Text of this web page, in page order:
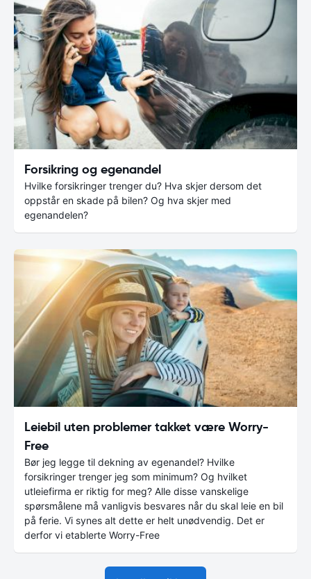
Forsikring og egenandel
Hvilke forsikringer trenger du? Hva skjer dersom det
oppstår en skade på bilen? Og hva skjer med
egenandelen?
Leiebil uten problemer takket være Worry-
Free
Bør jeg legge til dekning av egenandel? Hvilke
forsikringer trenger jeg som minimum? Og hvilket
utleiefirma er riktig for meg? Alle disse vanskelige
spørsmålene må vanligvis besvares når du skal leie en bil
på ferie. Vi synes alt dette er helt unødvendig. Det er
derfor vi etablerte Worry-Free